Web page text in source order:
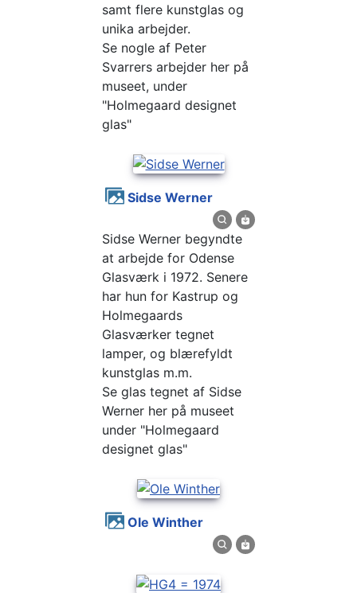
samt flere kunstglas og
unika arbejder.
Se nogle af Peter
Svarrers arbejder her på
museet, under
"Holmegaard designet
glas"
Sidse Werner
Sidse Werner begyndte
at arbejde for Odense
Glasværk i 1972. Senere
har hun for Kastrup og
Holmegaards
Glasværker tegnet
lamper, og blærefyldt
kunstglas m.m.
Se glas tegnet af Sidse
Werner her på museet
under "Holmegaard
designet glas"
Ole Winther